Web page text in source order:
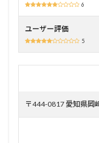
って
くれ
る
料金
6
ユーザー評価
5
〒444-0817 愛知県岡